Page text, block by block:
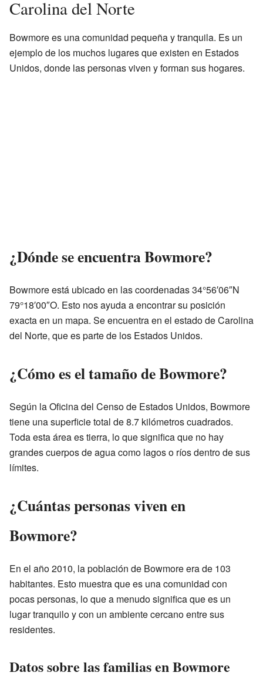
Carolina del Norte
Bowmore es una comunidad pequeña y tranquila. Es un
ejemplo de los muchos lugares que existen en Estados
Unidos, donde las personas viven y forman sus hogares.
¿Dónde se encuentra Bowmore?
Bowmore está ubicado en las coordenadas 34°56′06″N
79°18′00″O. Esto nos ayuda a encontrar su posición
exacta en un mapa. Se encuentra en el estado de Carolina
del Norte, que es parte de los Estados Unidos.
¿Cómo es el tamaño de Bowmore?
Según la Oficina del Censo de Estados Unidos, Bowmore
tiene una superficie total de 8.7 kilómetros cuadrados.
Toda esta área es tierra, lo que significa que no hay
grandes cuerpos de agua como lagos o ríos dentro de sus
límites.
¿Cuántas personas viven en
Bowmore?
En el año 2010, la población de Bowmore era de 103
habitantes. Esto muestra que es una comunidad con
pocas personas, lo que a menudo significa que es un
lugar tranquilo y con un ambiente cercano entre sus
residentes.
Datos sobre las familias en Bowmore